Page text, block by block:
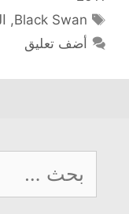
الوسوم
Black Swan
,
أضف تعليق
عن: